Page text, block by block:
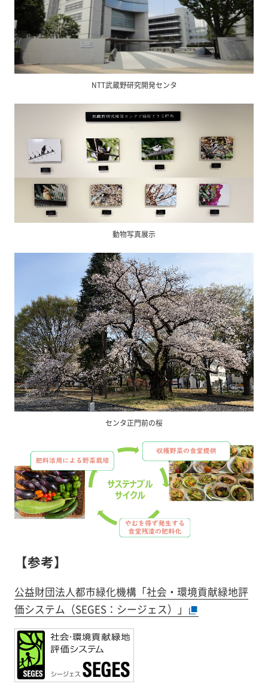
NTT武蔵野研究開発センタ
動物写真展示
センタ正門前の桜
【参考】
公益財団法人都市緑化機構「社会・環境貢献緑地評
価システム（SEGES：シージェス）」